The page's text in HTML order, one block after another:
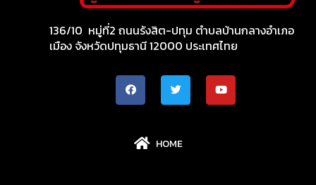
136/10 หมู่ที่2 ถนนรังสิต-ปทุม ตำบลบ้านกลางอำเภอ
เมือง จังหวัดปทุมธานี 12000 ประเทศไทย
HOME